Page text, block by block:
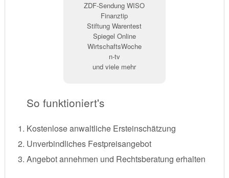
ZDF-Sendung WISO
Finanztip
Stiftung Warentest
Spiegel Online
WirtschaftsWoche
n-tv
und viele mehr
So funktioniert's
Kostenlose anwaltliche Ersteinschätzung
Unverbindliches Festpreisangebot
Angebot annehmen und Rechtsberatung erhalten